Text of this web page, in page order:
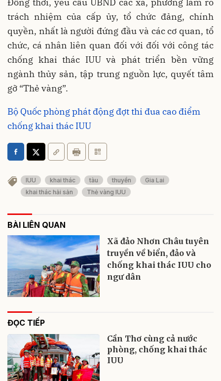
trách nhiệm của cấp ủy, tổ chức đảng, chính
quyền, nhất là người đứng đầu và các cơ quan, tổ
chức, cá nhân liên quan đối với đối với công tác
chống khai thác IUU và phát triển bền vững
ngành thủy sản, tập trung nguồn lực, quyết tâm
gỡ “Thẻ vàng”.
Bộ Quốc phòng phát động đợt thi đua cao điểm
chống khai thác IUU
IUU khai thác tàu thuyền
Gia Lai
khai thác hải sản
Thẻ vàng IUU
BÀI LIÊN QUAN
Xã đảo Nhơn Châu tuyên
truyền về biển, đảo và
chống khai thác IUU cho
ngư dân
ĐỌC TIẾP
Cần Thơ cùng cả nước
phòng, chống khai thác
IUU